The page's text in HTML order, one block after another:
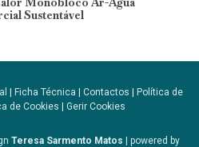
Sustentável
Ficha Técnica Contactos
Política de
de Cookies Gerir Cookies
Teresa Sarmento Matos | powered by